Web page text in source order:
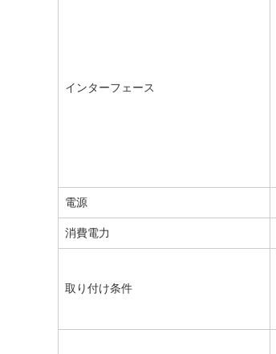
インターフェース
電源
消費電力
取り付け条件